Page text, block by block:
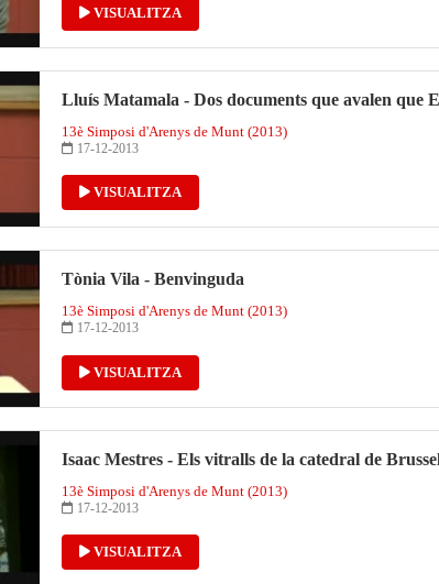
VISUALITZA
Lluís Matamala - Dos documents que avalen que
13è Simposi d'Arenys de Munt (2013)
17-12-2013
VISUALITZA
Tònia Vila - Benvinguda
13è Simposi d'Arenys de Munt (2013)
17-12-2013
VISUALITZA
Isaac Mestres - Els vitralls de la catedral de
13è Simposi d'Arenys de Munt (2013)
17-12-2013
VISUALITZA